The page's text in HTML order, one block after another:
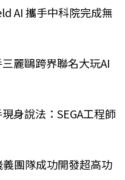
AI 攜手中科院完成無
麗鷗跨界聯名大玩AI
身說法：SEGA工程師
團隊成功開發超高功